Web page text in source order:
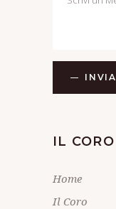
INVIA
IL CORO
Home
Il Coro